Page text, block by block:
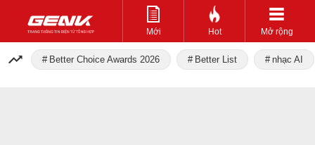
Mới Hot Mở rộng
Better Choice Awards 2026 Better List nhạc AI